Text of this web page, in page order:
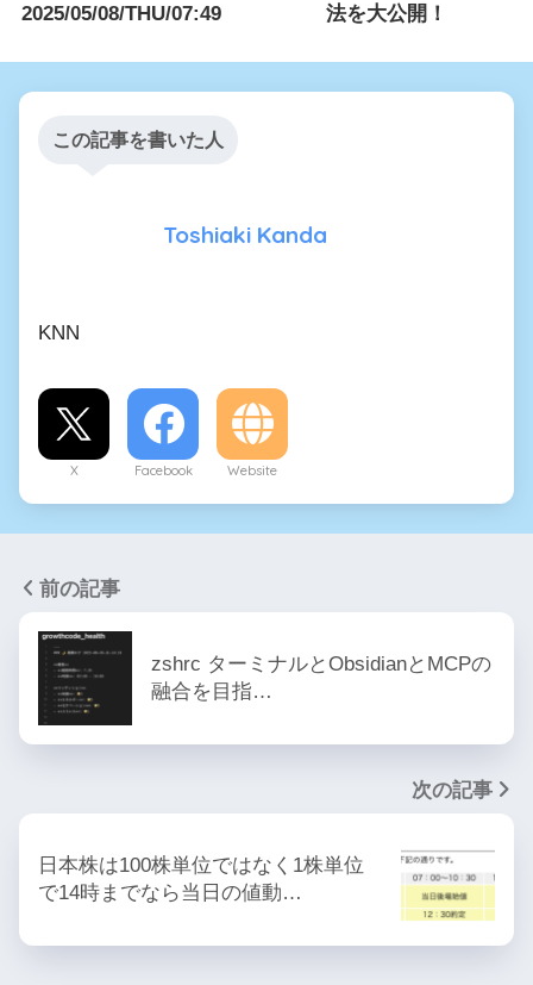
2025/05/08/THU/07:49
法を大公開！
この記事を書いた人
Toshiaki Kanda
KNN
X Facebook Website
前の記事
zshrc ターミナルとObsidianとMCPの
融合を目指…
次の記事
日本株は100株単位ではなく1株単位
で14時までなら当日の値動…